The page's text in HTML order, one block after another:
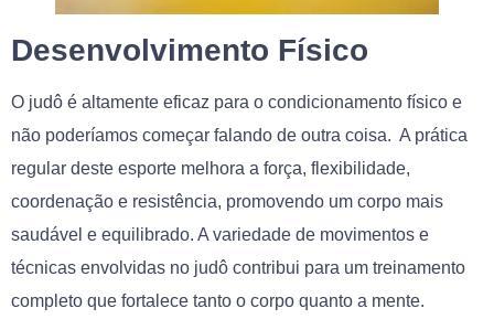
Desenvolvimento Físico
O judô é altamente eficaz para o condicionamento físico e
não poderíamos começar falando de outra coisa. A prática
regular deste esporte melhora a força, flexibilidade,
coordenação e resistência, promovendo um corpo mais
saudável e equilibrado. A variedade de movimentos e
técnicas envolvidas no judô contribui para um treinamento
completo que fortalece tanto o corpo quanto a mente.